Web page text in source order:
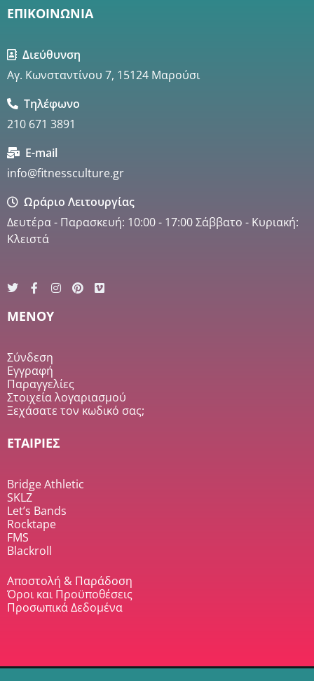
ΕΠΙΚΟΙΝΩΝΙΑ
Διεύθυνση
Αγ. Κωνσταντίνου 7, 15124 Μαρούσι
Τηλέφωνο
210 671 3891
E-mail
info@fitnessculture.gr
Ωράριο Λειτουργίας
Δευτέρα - Παρασκευή: 10:00 - 17:00 Σάββατο - Κυριακή:
Κλειστά
MENOY
Σύνδεση
Εγγραφή
Παραγγελίες
Στοιχεία λογαριασμού
Ξεχάσατε τον κωδικό σας;
ΕΤΑΙΡΙΕΣ
Bridge Athletic
SKLZ
Let’s Bands
Rocktape
FMS
Blackroll
Αποστολή & Παράδοση
Όροι και Προϋποθέσεις
Προσωπικά Δεδομένα